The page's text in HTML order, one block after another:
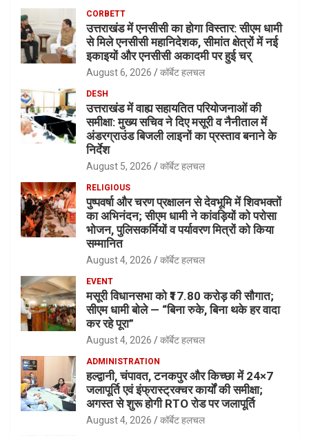
CORBETT
उत्तराखंड में एनसीसी का होगा विस्तार: सीएम धामी
से मिले एनसीसी महानिदेशक, सीमांत क्षेत्रों में नई
इकाइयों और एनसीसी अकादमी पर हुई चर्
August 6, 2026 कॉर्बेट हलचल
DESH
उत्तराखंड में वाह्य सहायतित परियोजनाओं की
समीक्षा: मुख्य सचिव ने दिए मसूरी व नैनीताल में
अंडरग्राउंड बिजली लाइनों का प्रस्ताव बनाने के
निर्देश
August 5, 2026 कॉर्बेट हलचल
RELIGIOUS
पुष्पवर्षा और चरण प्रक्षालन से देवभूमि में शिवभक्तों
का अभिनंदन; सीएम धामी ने कांवड़ियों को परोसा
भोजन, पुलिसकर्मियों व पर्यावरण मित्रों को किया
सम्मानित
August 4, 2026 कॉर्बेट हलचल
EVENT
मसूरी विधानसभा को ₹17.80 करोड़ की सौगात;
सीएम धामी बोले — “बिना रुके, बिना थके हर वादा
कर रहे पूरा”
August 4, 2026 कॉर्बेट हलचल
ADMINISTRATION
हल्द्वानी, चंपावत, टनकपुर और किच्छा में 24×7
जलापूर्ति एवं इंफ्रास्ट्रक्चर कार्यों की समीक्षा;
अगस्त से शुरू होगी RTO रोड पर जलापूर्ति
August 4, 2026 कॉर्बेट हलचल